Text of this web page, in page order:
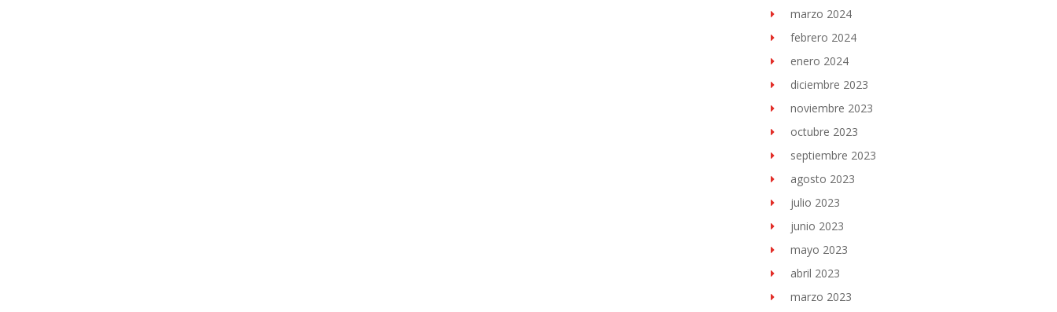
marzo 2024
febrero 2024
enero 2024
diciembre 2023
noviembre 2023
octubre 2023
septiembre 2023
agosto 2023
julio 2023
junio 2023
mayo 2023
abril 2023
marzo 2023